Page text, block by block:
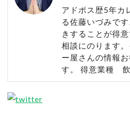
アドポス歴5年カ
る佐藤いづみで
きすることが得
相談にのります
ー屋さんの情報
す。 得意業種